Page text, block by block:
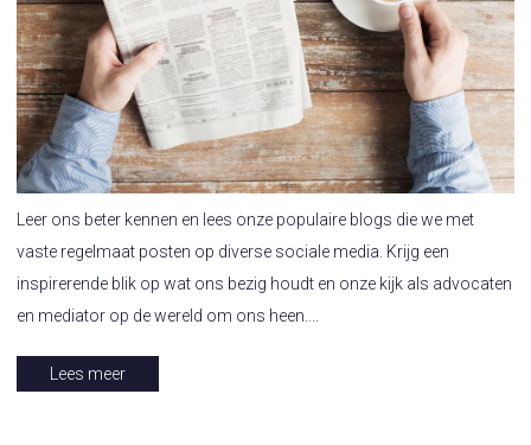
Leer ons beter kennen en lees onze populaire blogs die we met
vaste regelmaat posten op diverse sociale media. Krijg een
inspirerende blik op wat ons bezig houdt en onze kijk als advocaten
en mediator op de wereld om ons heen....
Lees meer